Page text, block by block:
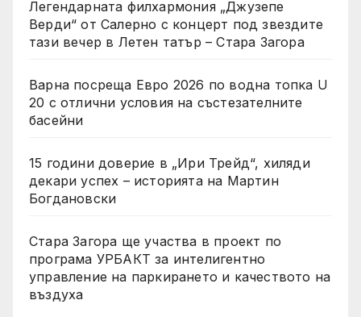
Легендарната филхармония „Джузепе
Верди“ от Салерно с концерт под звездите
тази вечер в Летен татър – Стара Загора
Варна посреща Евро 2026 по водна топка U
20 с отлични условия на състезателните
басейни
15 години доверие в „Ири Трейд“, хиляди
декари успех – историята на Мартин
Богдановски
Стара Загора ще участва в проект по
програма УРБАКТ за интелигентно
управление на паркирането и качеството на
въздуха